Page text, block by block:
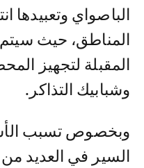
الباصواي وتعبيدها
المناطق، حيث
المقبلة لتجهيز
وشبابيك التذاكر.
وبخصوص تسبب
السير في العديد